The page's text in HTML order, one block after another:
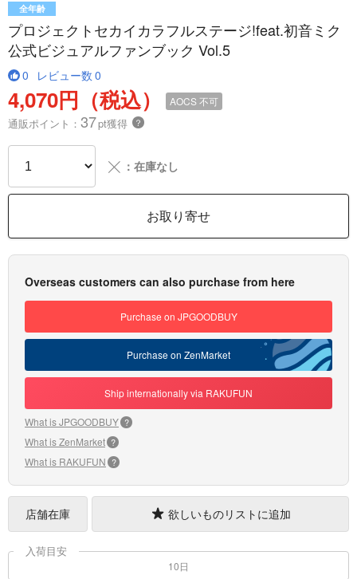
全年齢
プロジェクトセカイカラフルステージ!feat.初音ミク
公式ビジュアルファンブック Vol.5
0 レビュー数 0
4,070円（税込） AOCS不可
通販ポイント： 37pt獲得 ？
╳ ：在庫なし
お取り寄せ
Overseas customers can also purchase from here
Purchase on JPGOODBUY
Purchase on ZenMarket
Ship internationally via RAKUFUN
What is JPGOODBUY ?
What is ZenMarket ?
What is RAKUFUN ?
店舗在庫 欲しいものリストに追加
入荷目安
10日